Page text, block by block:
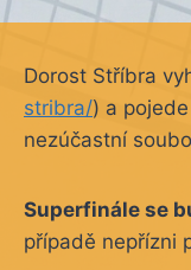
Dorost Stříbra
stribra/) a
nezúčastní
Superfinále se
případě nepřízni